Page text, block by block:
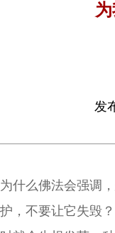
发
为什么佛法会强调
护，不要让它失毁